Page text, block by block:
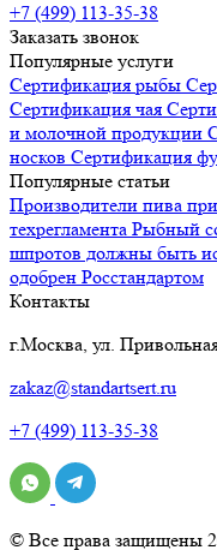
+7 (499) 113-35-38
Заказать звонок
Популярные услуги
Сертификация рыбы
Сертификация чая
и молочной продукции
носков Сертификация
Популярные статьи
Производители пива
техрегламента Рыбный
шпротов должны быть
одобрен Росстандартом
Контакты
г.Москва, ул.
zakaz@standartsert.ru
+7 (499) 113-35-38
© Все права защищены